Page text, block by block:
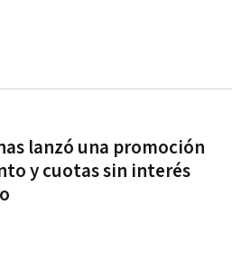
lanzó una promoción
y cuotas sin interés